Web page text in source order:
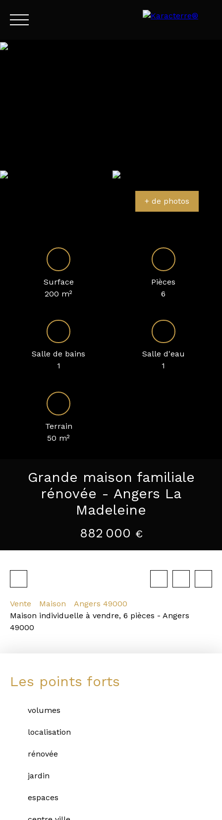
+ de photos
Surface
200 m²
Pièces
6
Salle de bains
1
Salle d'eau
1
Terrain
50 m²
Grande maison familiale
rénovée - Angers La
Madeleine
882 000 €
Vente Maison
Angers 49000
Maison individuelle à vendre, 6 pièces - Angers
49000
Les points forts
volumes
localisation
rénovée
jardin
espaces